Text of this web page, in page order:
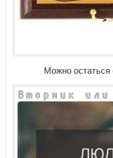
Можно